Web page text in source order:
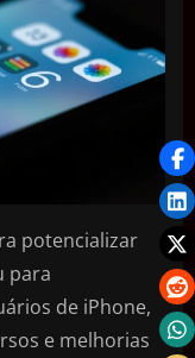
potencializar
para
de iPhone,
e melhorias